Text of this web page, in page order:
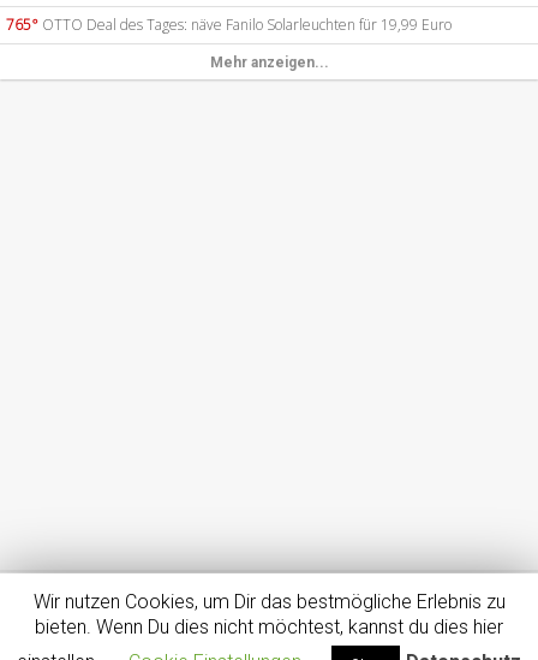
765° OTTO Deal des Tages: näve Fanilo Solarleuchten für 19,99 Euro
Mehr anzeigen...
Impressum Datenschutz
Dein Smartphone – Dein Tarif
Girokontenvergleich – Bis zu 100€ für Kontoeröffnung geschenkt!
Wir nutzen Cookies, um Dir das bestmögliche Erlebnis zu
bieten. Wenn Du dies nicht möchtest, kannst du dies hier